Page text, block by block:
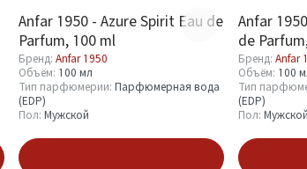
Anfar 1950 - Azure Spirit Eau de
Parfum, 100 ml
Бренд: Anfar 1950
Объём: 100 мл
Тип парфюмерии: Парфюмерная вода
(EDP)
Пол: Мужской
Anfar
de
Бренд: Anfar
Объём: 100
Тип
(EDP)
Пол: Мужской